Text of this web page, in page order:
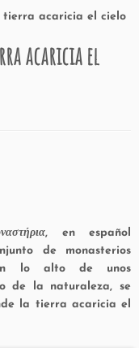
tierra acaricia el cielo
acaricia el
, en español
de monasterios
en lo alto de unos
de la naturaleza, se
la tierra acaricia el